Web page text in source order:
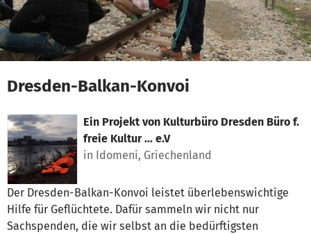
Dresden-Balkan-Konvoi
Ein Projekt von Kulturbüro Dresden Büro f.
freie Kultur ... e.V
in Idomeni, Griechenland
Der Dresden-Balkan-Konvoi leistet überlebenswichtige
Hilfe für Geflüchtete. Dafür sammeln wir nicht nur
Sachspenden, die wir selbst an die bedürftigsten